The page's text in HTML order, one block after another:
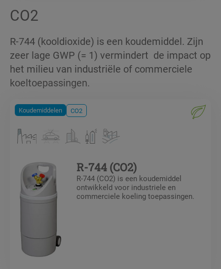
CO2
R-744 (kooldioxide) is een koudemiddel. Zijn
zeer lage GWP (= 1) vermindert de impact op
het milieu van industriële of commerciele
koeltoepassingen.
Koudemiddelen CO2
R-744 (CO2)
R-744 (CO2) is een koudemiddel
ontwikkeld voor industriele en
commerciele koeling toepassingen.